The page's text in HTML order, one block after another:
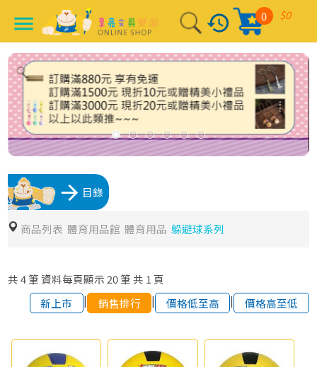
menu history $0
0
arrow_forward 目錄
商品列表 體育用品館 體育用品 躲避球系列
共 4筆 資料每頁顯示 20筆 共 1頁
新上市
| 銷售排行 | 價格低至高 | 價格高至低